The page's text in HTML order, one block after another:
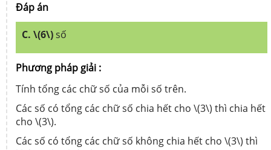
Đáp án
C. \(6\)số
Phương pháp giải :
Tính tổng các chữ số của mỗi số trên.
Các số có tổng các chữ số chia hết cho \(3\) thì chia hết
cho \(3\).
Các số có tổng các chữ số không chia hết cho \(3\) thì